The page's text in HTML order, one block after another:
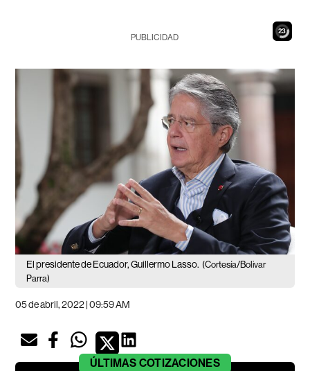
22
PUBLICIDAD
El presidente de Ecuador, Guillermo Lasso. (Cortesía/Bolivar
Parra)
05 de abril, 2022 | 09:59 AM
ÚLTIMAS COTIZACIONES